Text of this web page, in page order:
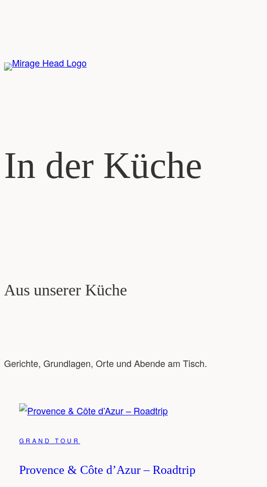
In der Küche
Aus unserer Küche
Gerichte, Grundlagen, Orte und Abende am Tisch.
GRAND TOUR
Provence & Côte d’Azur – Roadtrip